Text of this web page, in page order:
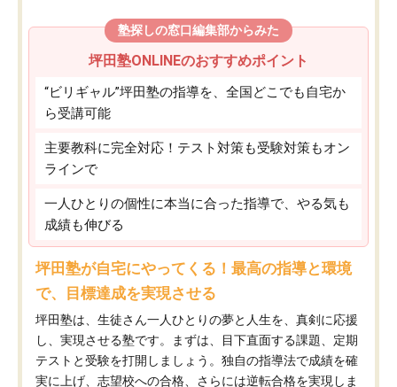
塾探しの窓口編集部からみた
坪田塾ONLINEのおすすめポイント
“ビリギャル”坪田塾の指導を、全国どこでも自宅か
ら受講可能
主要教科に完全対応！テスト対策も受験対策もオン
ラインで
一人ひとりの個性に本当に合った指導で、やる気も
成績も伸びる
坪田塾が自宅にやってくる！最高の指導と環境
で、目標達成を実現させる
坪田塾は、生徒さん一人ひとりの夢と人生を、真剣に応援
し、実現させる塾です。まずは、目下直面する課題、定期
テストと受験を打開しましょう。独自の指導法で成績を確
実に上げ、志望校への合格、さらには逆転合格を実現しま